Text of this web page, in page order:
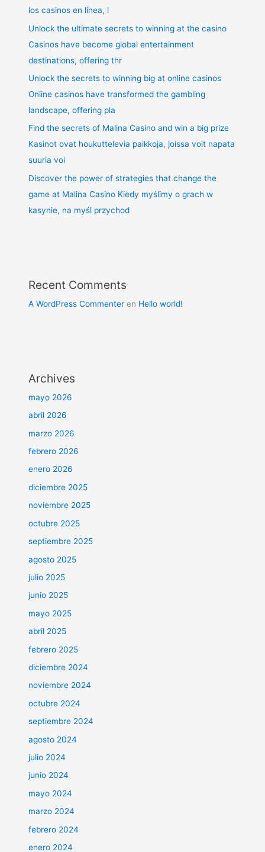
los casinos en línea, l
Unlock the ultimate secrets to winning at the casino
Casinos have become global entertainment
destinations, offering thr
Unlock the secrets to winning big at online casinos
Online casinos have transformed the gambling
landscape, offering pla
Find the secrets of Malina Casino and win a big prize
Kasinot ovat houkuttelevia paikkoja, joissa voit napata
suuria voi
Discover the power of strategies that change the
game at Malina Casino Kiedy myślimy o grach w
kasynie, na myśl przychod
Recent Comments
A WordPress Commenter en Hello world!
Archives
mayo 2026
abril 2026
marzo 2026
febrero 2026
enero 2026
diciembre 2025
noviembre 2025
octubre 2025
septiembre 2025
agosto 2025
julio 2025
junio 2025
mayo 2025
abril 2025
febrero 2025
diciembre 2024
noviembre 2024
octubre 2024
septiembre 2024
agosto 2024
julio 2024
junio 2024
mayo 2024
marzo 2024
febrero 2024
enero 2024